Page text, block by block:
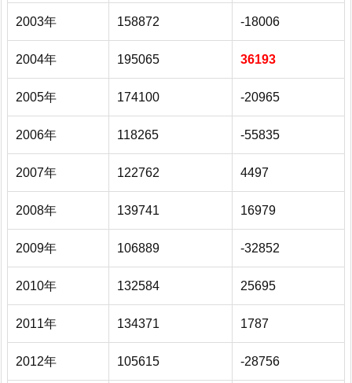
2003年 158872 -18006
2004年 195065 36193
2005年 174100 -20965
2006年 118265 -55835
2007年 122762 4497
2008年 139741 16979
2009年 106889 -32852
2010年 132584 25695
2011年 134371 1787
2012年 105615 -28756